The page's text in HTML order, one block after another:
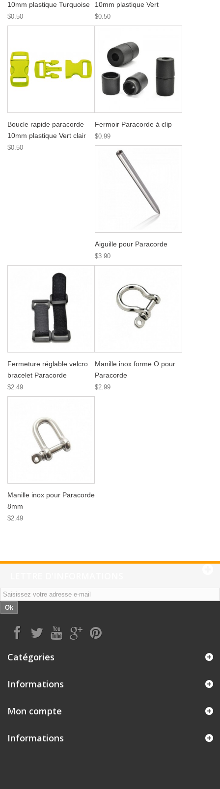
10mm plastique Turquoise
$0.50
10mm plastique Vert
$0.50
Boucle rapide paracorde
10mm plastique Vert clair
$0.50
Fermoir Paracorde à clip
$0.99
Aiguille pour Paracorde
$3.90
Fermeture réglable velcro
bracelet Paracorde
$2.49
Manille inox forme O pour
Paracorde
$2.99
Manille inox pour Paracorde
8mm
$2.49
Ok
Catégories
Informations
Mon compte
Informations